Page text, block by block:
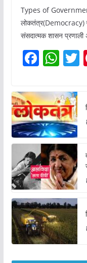
Types of
लोकतंत्र(Democracy)
संसदात्मक शासन प्रणाली
F
c
e
b
o
o
k
W
at
s
A
p
p